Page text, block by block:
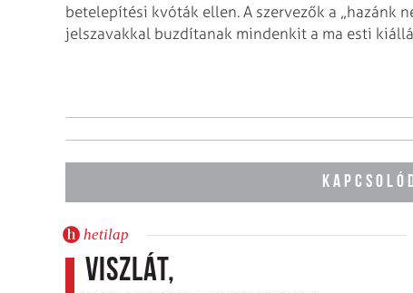
betelepítési kvóták ellen. A szervezők a „hazánk
jelszavakkal buzdítanak mindenkit a ma esti
hetilap
Viszlát,